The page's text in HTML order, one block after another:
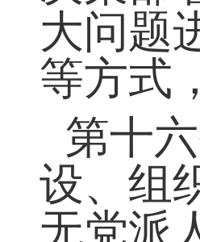
支持
在政治
决策
大问题
等方式